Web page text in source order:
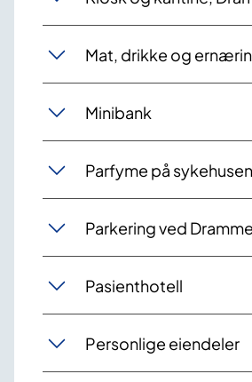
Mat, drikke og
Minibank
Parfyme på
Parkering ved
Pasienthotell
Personlige eiendeler